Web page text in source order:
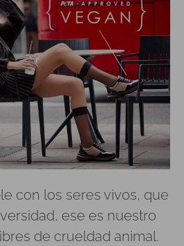
con los seres vivos, que
ese es nuestro
de crueldad animal.